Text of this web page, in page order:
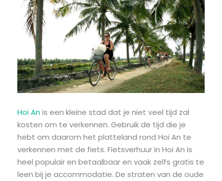
Hoi An is een kleine stad dat je niet veel tijd zal
kosten om te verkennen. Gebruik de tijd die je
hebt om daarom het platteland rond Hoi An te
verkennen met de fiets. Fietsverhuur in Hoi An is
heel populair en betaalbaar en vaak zelfs gratis te
leen bij je accommodatie. De straten van de oude